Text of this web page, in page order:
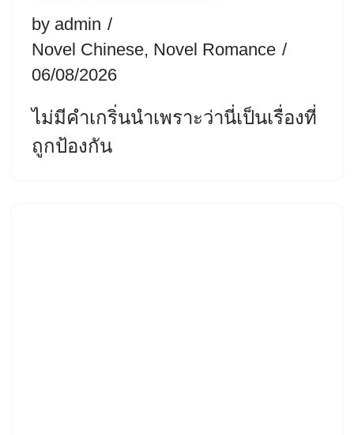
by admin
Novel Chinese, Novel Romance
06/08/2026
ไม่มีคำเกริ่นนำเพราะว่านี่เป็นเรื่องที่
ถูกป้องกัน